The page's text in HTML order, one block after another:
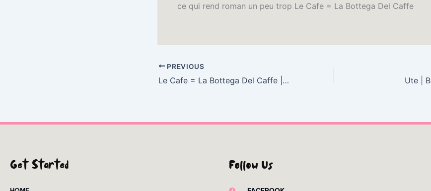
ce qui rend roman un peu trop Le Cafe = La Bottega Del Caffe
PREVIOUS
Le Cafe = La Bottega Del Caffe | Livre Gratuit ePub Ute |
Get Started Follow Us